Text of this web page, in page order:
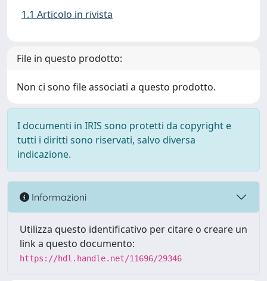
1.1 Articolo in rivista
File in questo prodotto:
Non ci sono file associati a questo prodotto.
I documenti in IRIS sono protetti da copyright e
tutti i diritti sono riservati, salvo diversa
indicazione.
Informazioni
Utilizza questo identificativo per citare o creare un
link a questo documento:
https://hdl.handle.net/11696/29346